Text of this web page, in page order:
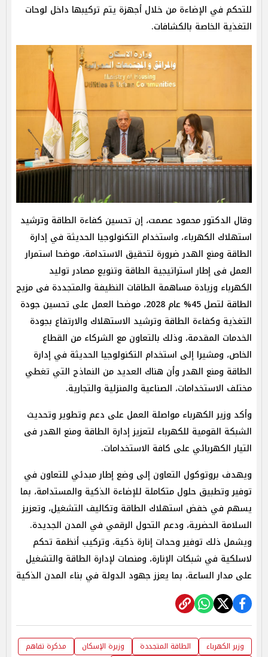
للتحكم في الإضاءة من خلال أجهزة يتم تركيبها داخل لوحات
التغذية الخاصة بالكشافات.
وقال الدكتور محمود عصمت، إن تحسين كفاءة الطاقة وترشيد
استهلاك الكهرباء، واستخدام التكنولوجيا الحديثة في إدارة
الطاقة ومنع الهدر ضرورة لتحقيق الاستدامة، موضحا استمرار
العمل فى إطار استراتيجية الطاقة وتنويع مصادر توليد
الكهرباء وزيادة مساهمة الطاقات النظيفة والمتجددة فى مزيج
الطاقة لتصل 45% عام 2028، موضحا العمل على تحسين جودة
التغذية وكفاءة الطاقة وترشيد الاستهلاك والارتفاع بجودة
الخدمات المقدمة، وذلك بالتعاون مع الشركاء من القطاع
الخاص، ومشيرا إلى استخدام التكنولوجيا الحديثة في إدارة
الطاقة ومنع الهدر وأن هناك العديد من النماذج التي تغطي
مختلف الاستخدامات، الصناعية والمنزلية والتجارية.
وأكد وزير الكهرباء مواصلة العمل على دعم وتطوير وتحديث
الشبكة القومية للكهرباء لتعزيز إدارة الطاقة ومنع الهدر فى
التيار الكهربائي على كافة الاستخدامات.
ويهدف بروتوكول التعاون إلى وضع إطار مبدئي للتعاون في
توفير وتطبيق حلول متكاملة للإضاءة الذكية والمستدامة، بما
يسهم في خفض استهلاك الطاقة وتكاليف التشغيل، وتعزيز
السلامة الحضرية، ودعم التحول الرقمي في المدن الجديدة.
ويشمل ذلك توفير وحدات إنارة ذكية، وتركيب أنظمة تحكم
لاسلكية في شبكات الإنارة، ومنصات لإدارة الطاقة والتشغيل
على مدار الساعة، بما يعزز جهود الدولة في بناء المدن الذكية
وزير الكهرباء الطاقة المتجددة وزيرة الإسكان
مذكرة تفاهم